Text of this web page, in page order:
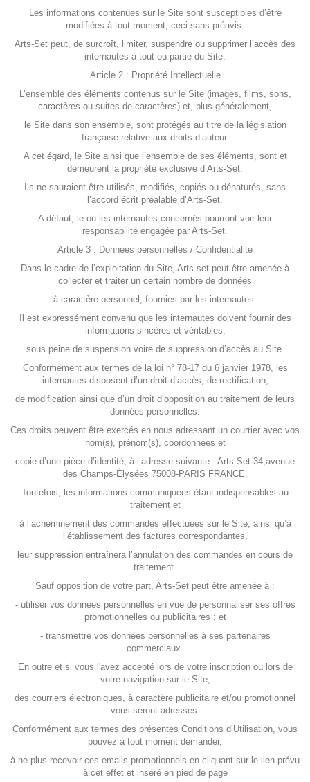
Les informations contenues sur le Site sont susceptibles d’être
modifiées à tout moment, ceci sans préavis.
Arts-Set peut, de surcroît, limiter, suspendre ou supprimer l’accès des
internautes à tout ou partie du Site.
Article 2 : Propriété Intellectuelle
L’ensemble des éléments contenus sur le Site (images, films, sons,
caractères ou suites de caractères) et, plus généralement,
le Site dans son ensemble, sont protégés au titre de la législation
française relative aux droits d’auteur.
A cet égard, le Site ainsi que l’ensemble de ses éléments, sont et
demeurent la propriété exclusive d’Arts-Set.
Ils ne sauraient être utilisés, modifiés, copiés ou dénaturés, sans
l’accord écrit préalable d’Arts-Set.
A défaut, le ou les internautes concernés pourront voir leur
responsabilité engagée par Arts-Set.
Article 3 : Données personnelles / Confidentialité
Dans le cadre de l’exploitation du Site, Arts-set peut être amenée à
collecter et traiter un certain nombre de données
à caractère personnel, fournies par les internautes.
Il est expressément convenu que les internautes doivent fournir des
informations sincères et véritables,
sous peine de suspension voire de suppression d’accès au Site.
Conformément aux termes de la loi n° 78-17 du 6 janvier 1978, les
internautes disposent d’un droit d’accès, de rectification,
de modification ainsi que d’un droit d’opposition au traitement de leurs
données personnelles.
Ces droits peuvent être exercés en nous adressant un courrier avec vos
nom(s), prénom(s), coordonnées et
copie d’une pièce d’identité, à l’adresse suivante : Arts-Set 34,avenue
des Champs-Élysées 75008-PARIS FRANCE.
Toutefois, les informations communiquées étant indispensables au
traitement et
à l’acheminement des commandes effectuées sur le Site, ainsi qu’à
l’établissement des factures correspondantes,
leur suppression entraînera l’annulation des commandes en cours de
traitement.
Sauf opposition de votre part, Arts-Set peut être amenée à :
- utiliser vos données personnelles en vue de personnaliser ses offres
promotionnelles ou publicitaires ; et
- transmettre vos données personnelles à ses partenaires
commerciaux.
En outre et si vous l'avez accepté lors de votre inscription ou lors de
votre navigation sur le Site,
des courriers électroniques, à caractère publicitaire et/ou promotionnel
vous seront adressés.
Conformément aux termes des présentes Conditions d’Utilisation, vous
pouvez à tout moment demander,
à ne plus recevoir ces emails promotionnels en cliquant sur le lien prévu
à cet effet et inséré en pied de page